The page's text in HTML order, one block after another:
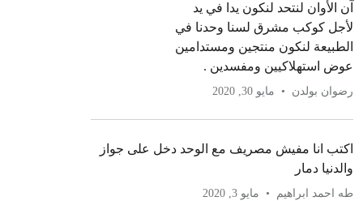
آن الأوان لنتحد لنكون يدا في يد
لأجل كوكب مشرق لسنا وحدنا في
الطبيعة لنكون منتجين ومستدامين
عوض استهلاكيين ومفسدين .
رضوان بولدن مايو 30, 2020
اكتب انا مفيش مصريف مع الوحد دخل على جواز
والدنيا دمار
طه احمد ابراهيم مايو 3, 2020